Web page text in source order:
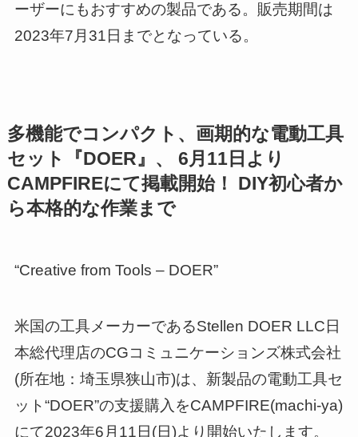
ーザーにもおすすめの製品である。販売期間は
2023年7月31日までとなっている。
多機能でコンパクト、画期的な電動工具
セット『DOER』、 6月11日より
CAMPFIREにて掲載開始！ DIY初心者か
ら本格的な作業まで
“Creative from Tools – DOER”
米国の工具メーカーであるStellen DOER LLC日
本総代理店のCGコミュニケーションズ株式会社
(所在地：埼玉県狭山市)は、新製品の電動工具セ
ット“DOER”の支援購入をCAMPFIRE(machi-ya)
にて2023年6月11日(日)より開始いたします。